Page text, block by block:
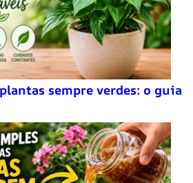
sempre verdes: o guia